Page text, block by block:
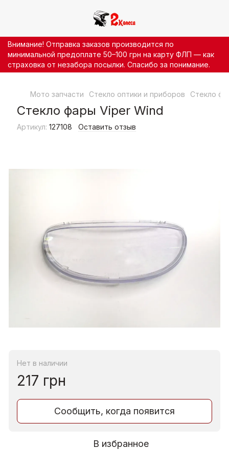
Внимание! Отправка заказов производится по
минимальной предоплате 50–100 грн на карту ФЛП — как
страховка от незабора посылки. Спасибо за понимание.
Мото запчасти Стекло оптики и приборов Стекло
Стекло фары Viper Wind
Артикул: 127108 Оставить отзыв
Нет в наличии
217 грн
Сообщить, когда появится
В избранное